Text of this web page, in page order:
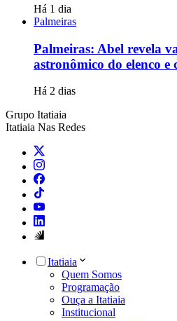
Há 1 dia
Palmeiras
Palmeiras: Abel revela
astronômico do elenco e
Há 2 dias
Grupo Itatiaia
Itatiaia Nas Redes
Itatiaia
Quem Somos
Programação
Ouça a Itatiaia
Institucional